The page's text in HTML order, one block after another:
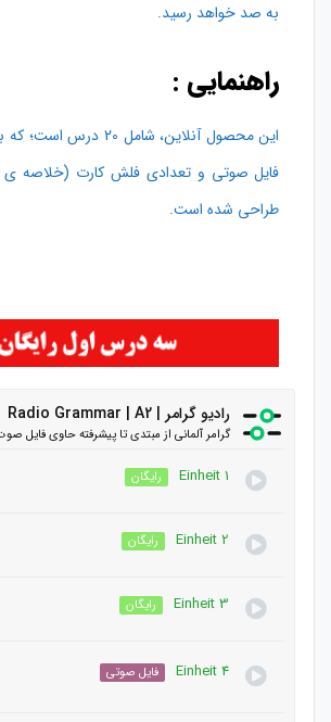
به صد خواهد رسید.
راهنمایی :
این محصول آنلاین، شامل
فایل صوتی و تعدادی فلش کارت (خلاصه ی
طراحی شده است.
رادیو گرامر | Radio Grammar | A2
گرامر آلمانی از مبتدی تا پیشرفته حاوی فایل
Einheit 1 رایگان
Einheit 2 رایگان
Einheit 3 رایگان
Einheit 4 فایل صوتی